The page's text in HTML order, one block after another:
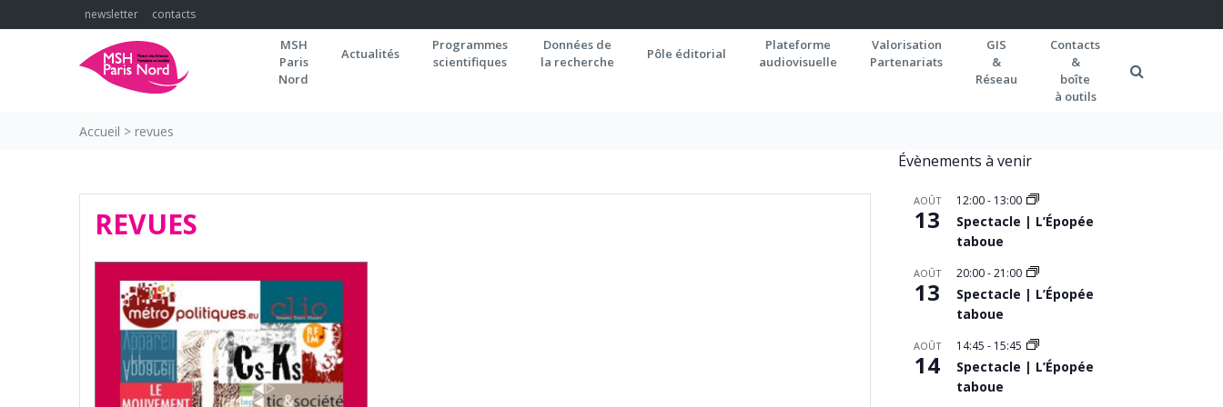
to
newsletter contacts
MSH
Paris
Nord
Actualités
Programmes
scientifiques
Données de
la recherche
Pôle éditorial
Plateforme
audiovisuelle
Valorisation
Partenariats
GIS
&
Réseau
Contacts
&
boîte
à outils
Accueil > revues
REVUES
Évènements à venir
AOÛT
13
12:00- 13:00
Spectacle | L’Épopée
taboue
AOÛT
13
20:00-21:00
Spectacle | L’Épopée
taboue
AOÛT
14
14:45 - 15:45
Spectacle | L’Épopée
taboue